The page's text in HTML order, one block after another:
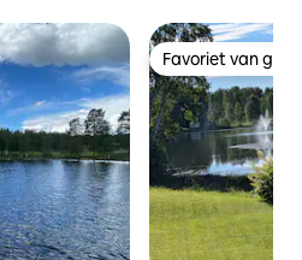
Favoriet van
Favoriet van